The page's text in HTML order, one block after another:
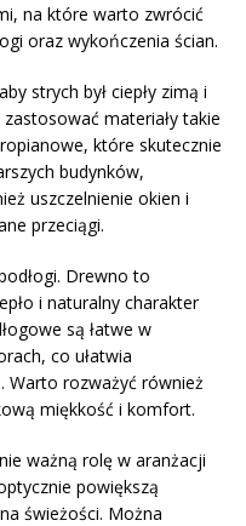
na które warto zwrócić
oraz wykończenia ścian.
strych był ciepły zimą i
materiały takie
które skutecznie
budynków,
uszczelnienie okien i
przeciągi.
Drewno to
i naturalny charakter
są łatwe w
co ułatwia
Warto rozważyć również
miękkość i komfort.
ważną rolę w aranżacji
powiększą
świeżości. Można